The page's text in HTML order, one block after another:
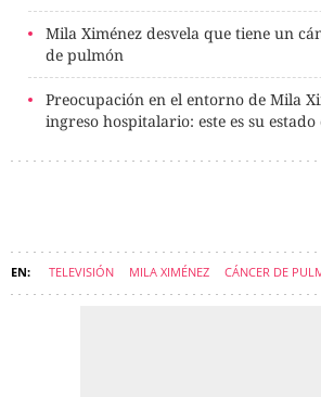
Mila Ximénez desvela que tiene un
de pulmón
Preocupación en el entorno de Mila
ingreso hospitalario: este es su estado
TELEVISIÓN MILA XIMÉNEZ CÁNCER DE